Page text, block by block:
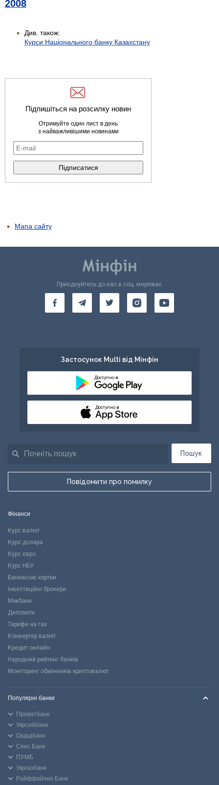
2008
Див. також:
Курси Національного банку Казахстану
Підпишіться на розсилку новин
Отримуйте один лист в день
з найважливішими новинами
Мапа сайту
Пошук
Повідомити про помилку
Приєднуйтесь до нас в соц. мережах:
Застосунок Multi від Мінфін
Доступно в
Доступно в
Фінанси
Курс валют
Курс долара
Курс євро
Курс НБУ
Банківські картки
Інвестиційні брокери
Міжбанк
Депозити
Тарифи на газ
Конвертер валют
Кредит онлайн
Народний рейтинг банків
Моніторинг обмінників криптовалют
Популярні банки
Приватбанк
Укрсиббанк
Ощадбанк
Сенс Банк
ПУМБ
Укргазбанк
Райффайзен Банк